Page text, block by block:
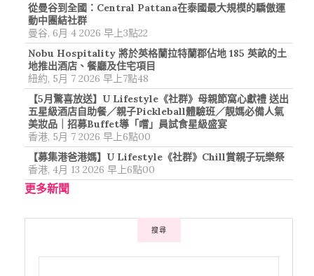
從曼谷到全國：Central Pattana在泰國最大規模的驕傲運
動中團結社群
曼谷, 6月 4 2026 早上3點22
Nobu Hospitality 將於英格蘭拉特蘭郡佔地 185 英畝的土
地推出酒店、餐廳及住宅項目
紐約, 5月 7 2026 早上7點48
【5月驚喜放送】U Lifestyle《社群》母親節窩心獻禮 送出
五星級酒店自助餐／親子Pickleball體驗班／靚媽必備人氣
美妝品｜招募Buffet導「嚐」員試食星級盛宴
香港, 5月 7 2026 早上6點00
【募集港爸港媽】U Lifestyle《社群》Chill賞親子玩樂祭
香港, 4月 13 2026 早上6點00
更多新聞
搜尋